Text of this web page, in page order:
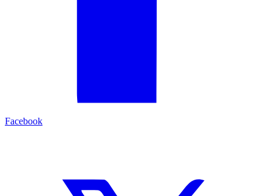
Facebook